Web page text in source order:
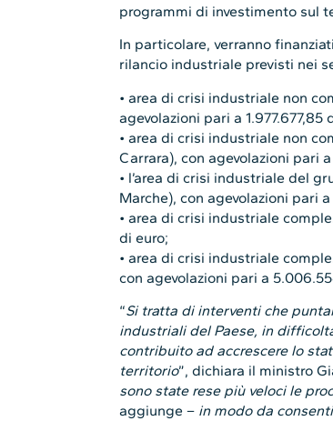
programmi di investimento sul
In particolare, verranno
rilancio industriale previsti nei
• area di crisi industriale non
agevolazioni pari a 1.977.677,85
• area di crisi industriale non
Carrara), con agevolazioni pari
• l’area di crisi industriale del
Marche), con agevolazioni pari a
• area di crisi industriale
di euro;
• area di crisi industriale
con agevolazioni pari a
“Si tratta di interventi che
industriali del Paese, in
contribuito ad accrescere lo
territorio”, dichiara il ministro
sono state rese più veloci le
aggiunge – in modo da